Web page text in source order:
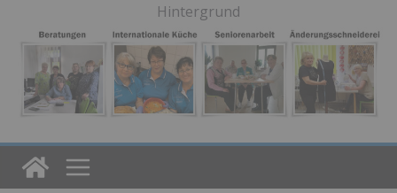
Hintergrund